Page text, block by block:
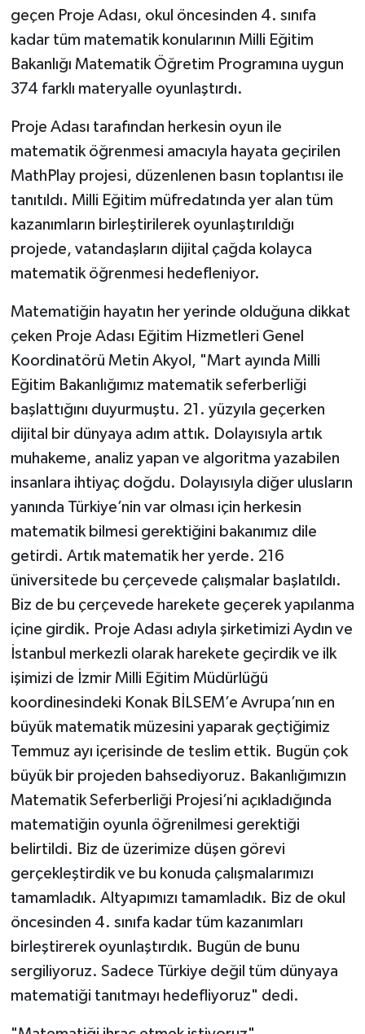
geçen Proje Adası, okul öncesinden 4. sınıfa
kadar tüm matematik konularının Milli Eğitim
Bakanlığı Matematik Öğretim Programına uygun
374 farklı materyalle oyunlaştırdı.
Proje Adası tarafından herkesin oyun ile
matematik öğrenmesi amacıyla hayata geçirilen
MathPlay projesi, düzenlenen basın toplantısı ile
tanıtıldı. Milli Eğitim müfredatında yer alan tüm
kazanımların birleştirilerek oyunlaştırıldığı
projede, vatandaşların dijital çağda kolayca
matematik öğrenmesi hedefleniyor.
Matematiğin hayatın her yerinde olduğuna dikkat
çeken Proje Adası Eğitim Hizmetleri Genel
Koordinatörü Metin Akyol, "Mart ayında Milli
Eğitim Bakanlığımız matematik seferberliği
başlattığını duyurmuştu. 21. yüzyıla geçerken
dijital bir dünyaya adım attık. Dolayısıyla artık
muhakeme, analiz yapan ve algoritma yazabilen
insanlara ihtiyaç doğdu. Dolayısıyla diğer ulusların
yanında Türkiye’nin var olması için herkesin
matematik bilmesi gerektiğini bakanımız dile
getirdi. Artık matematik her yerde. 216
üniversitede bu çerçevede çalışmalar başlatıldı.
Biz de bu çerçevede harekete geçerek yapılanma
içine girdik. Proje Adası adıyla şirketimizi Aydın ve
İstanbul merkezli olarak harekete geçirdik ve ilk
işimizi de İzmir Milli Eğitim Müdürlüğü
koordinesindeki Konak BİLSEM’e Avrupa’nın en
büyük matematik müzesini yaparak geçtiğimiz
Temmuz ayı içerisinde de teslim ettik. Bugün çok
büyük bir projeden bahsediyoruz. Bakanlığımızın
Matematik Seferberliği Projesi’ni açıkladığında
matematiğin oyunla öğrenilmesi gerektiği
belirtildi. Biz de üzerimize düşen görevi
gerçekleştirdik ve bu konuda çalışmalarımızı
tamamladık. Altyapımızı tamamladık. Biz de okul
öncesinden 4. sınıfa kadar tüm kazanımları
birleştirerek oyunlaştırdık. Bugün de bunu
sergiliyoruz. Sadece Türkiye değil tüm dünyaya
matematiği tanıtmayı hedefliyoruz" dedi.
GÜNDEM
Güvenlik
İNSAN
İş Dünyası
Jandarma
Kadın
KÜLTÜR SANAT
MAGAZİN
Otomobil
POLİTİKA
Sağlık
SİYASET
SPOR HABERLERİ
TEKNOLOJİ
Turizm
ÜLKE GÜNDEMİ
YAŞAM
YEREL
Yerel Haberler